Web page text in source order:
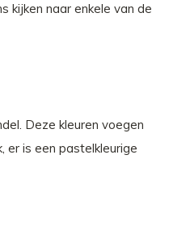
kijken naar enkele van de
Deze kleuren voegen
er is een pastelkleurige